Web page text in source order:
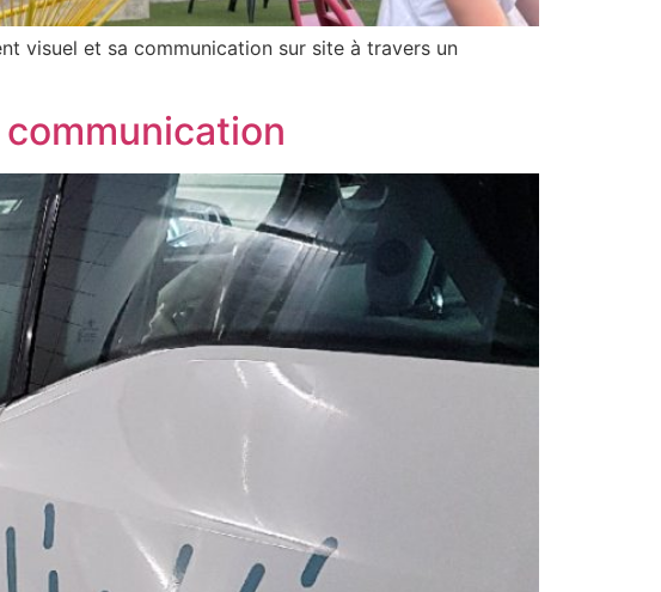
visuel et sa communication sur site à travers un